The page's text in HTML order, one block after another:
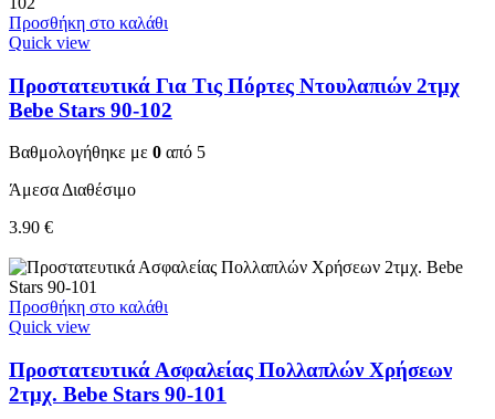
Προσθήκη στο καλάθι
Quick view
Προστατευτικά Για Τις Πόρτες Ντουλαπιών 2τμχ
Bebe Stars 90-102
Βαθμολογήθηκε με 0 από 5
Άμεσα Διαθέσιμο
3.90 €
Προσθήκη στο καλάθι
Quick view
Προστατευτικά Ασφαλείας Πολλαπλών Χρήσεων
2τμχ. Bebe Stars 90-101